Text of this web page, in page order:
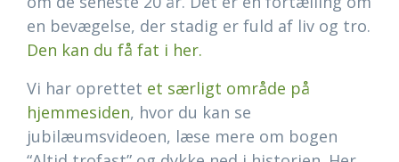
en bevægelse, der stadig er fuld af liv og tro.
Den kan du få fat i her.
Vi har oprettet et særligt område på
hjemmesiden, hvor du kan se
jubilæumsvideoen, læse mere om bogen